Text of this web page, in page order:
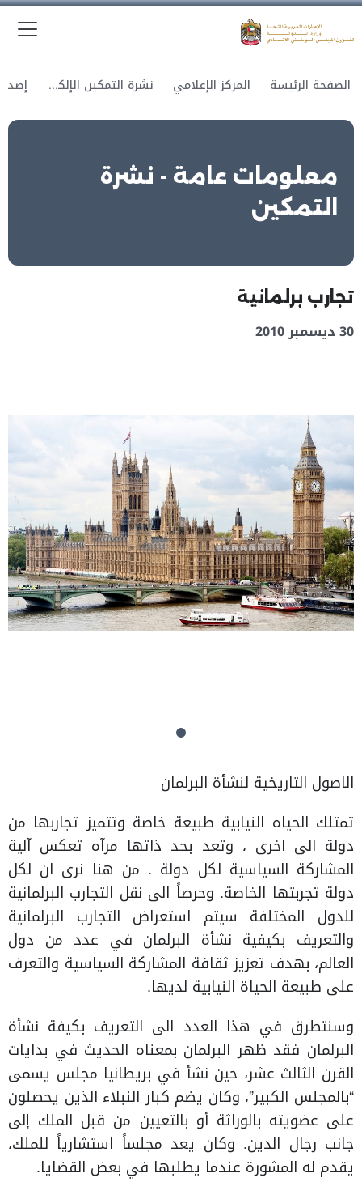
الصفحة الرئيسة المركز الإعلامي نشرة التمكين الإلكترونية
معلومات عامة - نشرة
التمكين
تجارب برلمانية
30 ديسمبر 2010
الاصول التاريخية لنشأة البرلمان
تمتلك الحياه النيابية طبيعة خاصة وتتميز تجاربها من
دولة الى اخرى ، وتعد بحد ذاتها مرآه تعكس آلية
المشاركة السياسية لكل دولة . من هنا نرى ان لكل
دولة تجربتها الخاصة. وحرصاً الى نقل التجارب البرلمانية
للدول المختلفة سيتم استعراض التجارب البرلمانية
والتعريف بكيفية نشأة البرلمان في عدد من دول
العالم، بهدف تعزيز ثقافة المشاركة السياسية والتعرف
على طبيعة الحياة النيابية لديها.
وسنتطرق في هذا العدد الى التعريف بكيفة نشأة
البرلمان فقد ظهر البرلمان بمعناه الحديث في بدايات
القرن الثالث عشر، حين نشأ في بريطانيا مجلس يسمى
“بالمجلس الكبير”، وكان يضم كبار النبلاء الذين يحصلون
على عضويته بالوراثة أو بالتعيين من قبل الملك إلى
جانب رجال الدين. وكان يعد مجلساً استشارياً للملك،
يقدم له المشورة عندما يطلبها في بعض القضايا.